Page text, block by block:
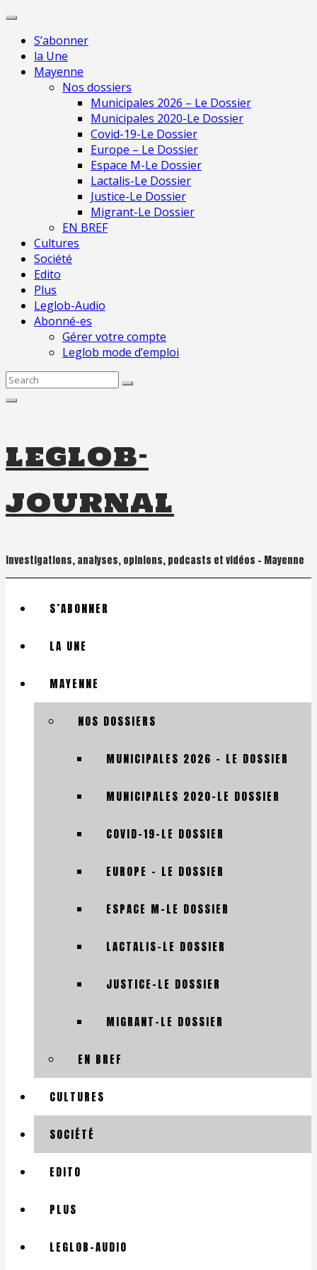
Skip
contentS’abonner
la Une
Mayenne
Nos dossiers
Municipales 2026 – Le Dossier
Municipales 2020-Le Dossier
Covid-19-Le Dossier
Europe – Le Dossier
Espace M-Le Dossier
Lactalis-Le Dossier
Justice-Le Dossier
Migrant-Le Dossier
EN BREF
Cultures
Société
Edito
Plus
Leglob-Audio
Abonné-es
Gérer votre compte
Leglob mode d’emploi
Search
leglob-
journal
Investigations, analyses, opinions, podcasts et vidéos – Mayenne
S’ABONNER
LA UNE
MAYENNE
NOS DOSSIERS
MUNICIPALES 2026 – LE DOSSIER
MUNICIPALES 2020-LE DOSSIER
COVID-19-LE DOSSIER
EUROPE – LE DOSSIER
ESPACE M-LE DOSSIER
LACTALIS-LE DOSSIER
JUSTICE-LE DOSSIER
MIGRANT-LE DOSSIER
EN BREF
CULTURES
SOCIÉTÉ
EDITO
PLUS
LEGLOB-AUDIO